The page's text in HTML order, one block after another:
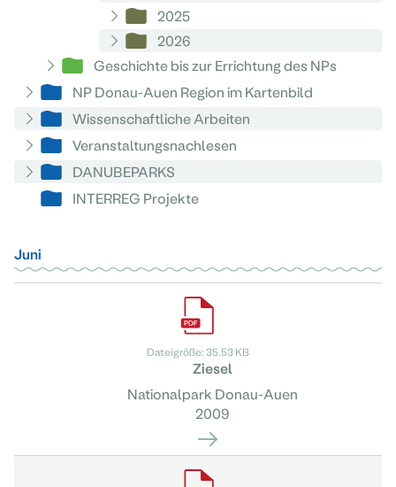
2025
2026
Geschichte bis zur Errichtung des NPs
NP Donau-Auen Region im Kartenbild
Wissenschaftliche Arbeiten
Veranstaltungsnachlesen
DANUBEPARKS
INTERREG Projekte
Juni
Dateigröße: 35.53 KB
Ziesel
Nationalpark Donau-Auen
2009